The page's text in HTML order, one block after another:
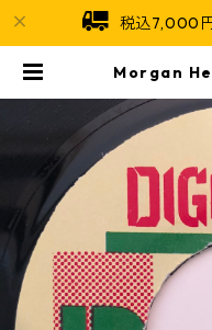
税込7,000
Morgan